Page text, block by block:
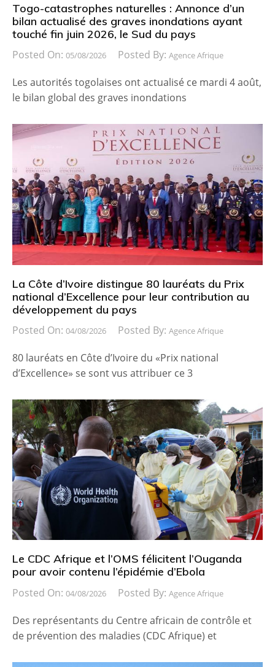
Togo-catastrophes naturelles : Annonce d’un
bilan actualisé des graves inondations ayant
touché fin juin 2026, le Sud du pays
Posted On: 05/08/2026 Posted By: Agence Afrique
Les autorités togolaises ont actualisé ce mardi 4 août,
le bilan global des graves inondations
La Côte d’Ivoire distingue 80 lauréats du Prix
national d’Excellence pour leur contribution au
développement du pays
Posted On: 04/08/2026 Posted By: Agence Afrique
80 lauréats en Côte d’Ivoire du «Prix national
d’Excellence» se sont vus attribuer ce 3
Le CDC Afrique et l’OMS félicitent l’Ouganda
pour avoir contenu l’épidémie d’Ebola
Posted On: 04/08/2026 Posted By: Agence Afrique
Des représentants du Centre africain de contrôle et
de prévention des maladies (CDC Afrique) et